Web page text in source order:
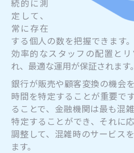
続的に測
定して、
常に存在
する個人の数を把握できます
効率的なスタッフの配置と
れ、最適な運用が保証されます。
銀行が販売や顧客変換の機会
時間を特定することが重要で
ることで、金融機関は最も混
特定することができ、それに
調整して、混雑時のサービス
ます。